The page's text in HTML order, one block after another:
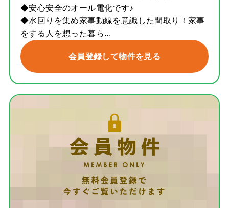
◆安心安全のオール電化です♪
◆水回りを集め家事動線を意識した間取り！家事
をする人を想った暮ら...
会員登録して物件を見る